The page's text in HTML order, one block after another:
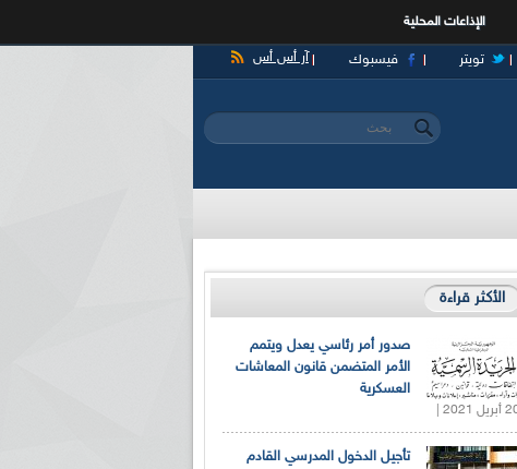
الإذاعات المحلية
آر أس أس فيسبوك تويتر
استمارة البحث
‏بحث ‏
الأكثر قراءة
صدور أمر رئاسي يعدل ويتمم
الأمر المتضمن قانون المعاشات
العسكرية
2021 |
تأجيل الدخول المدرسي القادم